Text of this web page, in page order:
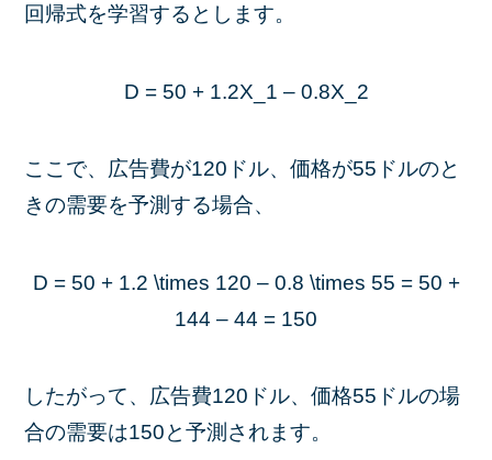
回帰式を学習するとします。
D = 50 + 1.2X_1 – 0.8X_2
ここで、広告費が120ドル、価格が55ドルのと
きの需要を予測する場合、
D = 50 + 1.2 \times 120 – 0.8 \times 55 = 50 +
144 – 44 = 150
したがって、広告費120ドル、価格55ドルの場
合の需要は150と予測されます。